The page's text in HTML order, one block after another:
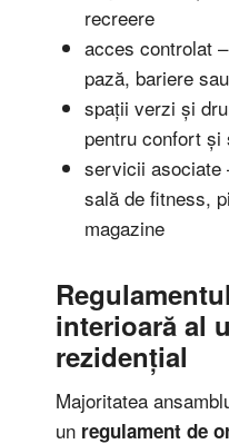
recreere
acces controlat
pază, bariere
spații verzi și
pentru confort și
servicii asociate
sală de fitness,
magazine
interioară al
rezidențial
Majoritatea
un regulament de